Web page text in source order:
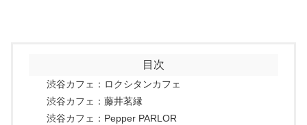
目次
渋谷カフェ：ロクシタンカフェ
渋谷カフェ：藤井茗縁
渋谷カフェ：Pepper PARLOR